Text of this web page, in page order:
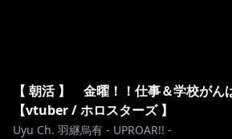
【 朝活 】 金曜！！仕事＆学校が
【vtuber / ホロスターズ 】
Uyu Ch. 羽継烏有 - UPROAR!! -